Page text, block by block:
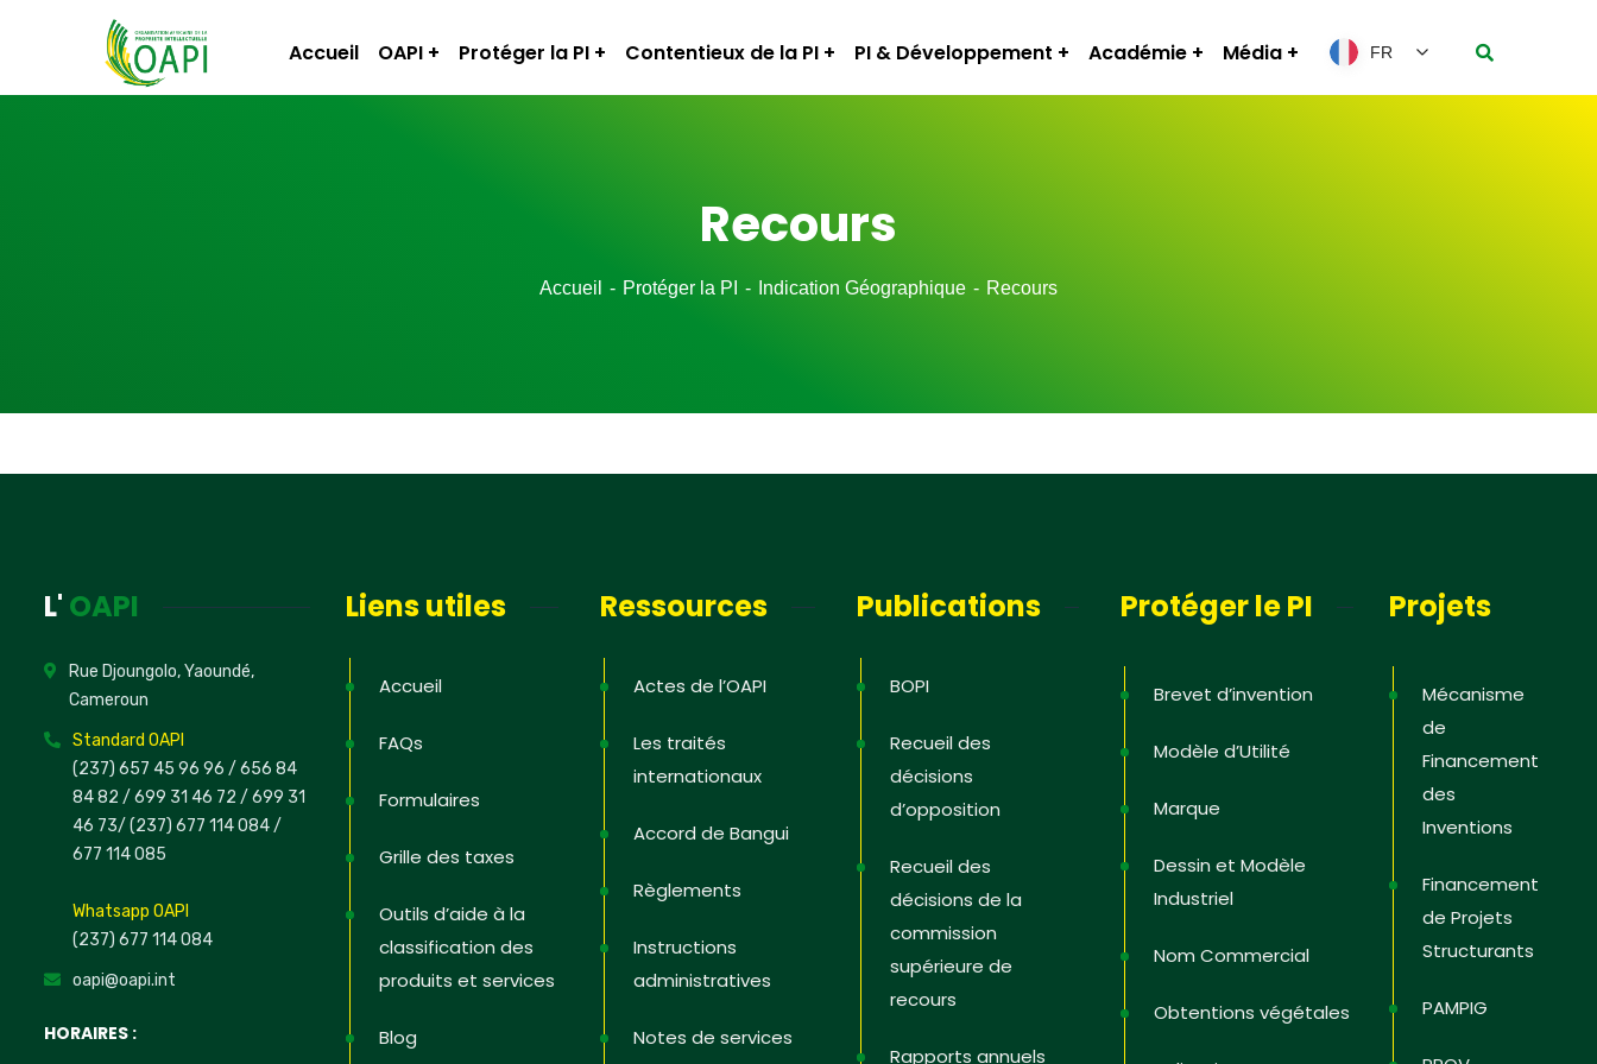
Accueil OAPI Protéger la PI Contentieux de la PI PI & Développement Académie Média FR
Recours
Accueil Protéger la PI Indication Géographique Recours
L' OAPI
Rue Djoungolo, Yaoundé,
Cameroun
Standard OAPI
(237) 657 45 96 96 / 656 84
84 82 / 699 31 46 72 / 699 31
46 73/ (237) 677 114 084 /
677 114 085
Whatsapp OAPI
(237) 677 114 084
oapi@oapi.int
HORAIRES :
Liens utiles
Accueil
FAQs
Formulaires
Grille des taxes
Outils d’aide à la
classification des
produits et services
Blog
Ressources
Actes de l’OAPI
Les traités
internationaux
Accord de Bangui
Règlements
Instructions
administratives
Notes de services
Publications
BOPI
Recueil des
décisions
d’opposition
Recueil des
décisions de la
commission
supérieure de
recours
Rapports annuels
Protéger le PI
Brevet d’invention
Modèle d’Utilité
Marque
Dessin et Modèle
Industriel
Nom Commercial
Obtentions végétales
Projets
Mécanisme
de
Financement
des
Inventions
Financement
de Projets
Structurants
PAMPIG
Inscrivez-vous pour recevoir les dernières
PI dans les Etats, les astuces pour protéger et
Non, merci